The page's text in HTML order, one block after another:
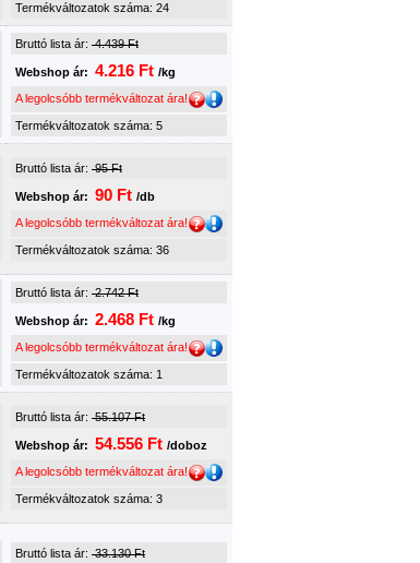
Termékváltozatok száma: 24
Bruttó lista ár: 4.439 Ft
Webshop ár: 4.216 Ft /kg
A legolcsóbb termékváltozat ára!
Termékváltozatok száma: 5
Bruttó lista ár: 95 Ft
Webshop ár: 90 Ft /db
A legolcsóbb termékváltozat ára!
Termékváltozatok száma: 36
Bruttó lista ár: 2.742 Ft
Webshop ár: 2.468 Ft /kg
A legolcsóbb termékváltozat ára!
Termékváltozatok száma: 1
Bruttó lista ár: 55.107 Ft
Webshop ár: 54.556 Ft /doboz
A legolcsóbb termékváltozat ára!
Termékváltozatok száma: 3
Bruttó lista ár: 33.130 Ft